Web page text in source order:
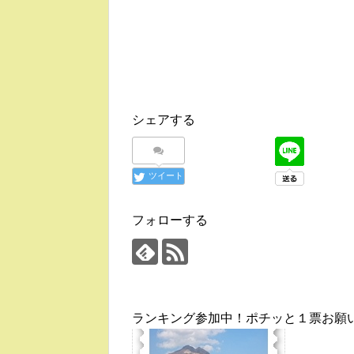
シェアする
ツイート
フォローする
ランキング参加中！ポチッと１票お願